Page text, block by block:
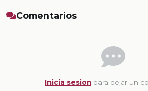
Comentarios
Inicia sesion para dejar un